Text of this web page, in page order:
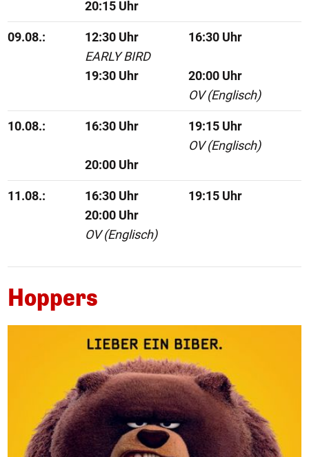
20:15 Uhr
09.08.:
12:30 Uhr
EARLY BIRD
16:30 Uhr
19:30 Uhr
20:00 Uhr
OV (Englisch)
10.08.: 16:30 Uhr
19:15 Uhr
OV (Englisch)
20:00 Uhr
11.08.: 16:30 Uhr
19:15 Uhr
20:00 Uhr
OV (Englisch)
Hoppers